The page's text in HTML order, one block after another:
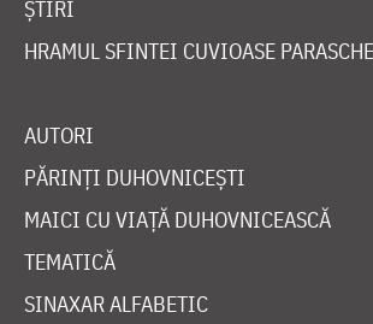
ȘTIRI
HRAMUL SFINTEI CUVIOASE
AUTORI
PĂRINȚI DUHOVNICEȘTI
MAICI CU VIAȚĂ DUHOVNICEASCĂ
TEMATICĂ
SINAXAR ALFABETIC